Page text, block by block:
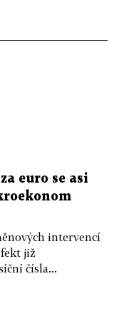
euro se asi
intervencí
již
čísla...